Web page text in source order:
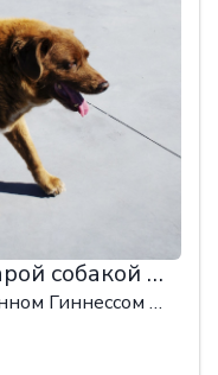
Был ли Боби самой старой собакой в мире или это обман?
Поиск правды о Боби, названном Гиннессом "самой старой собакой в истории", привел к экспертам по собачьей шерсти и теориям заговора, а также оставил у меня серьезные вопросы о том, как проверяются мировые рекорды.